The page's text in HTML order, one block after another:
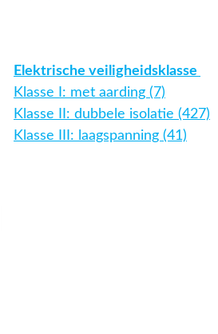
Elektrische veiligheidsklasse
Klasse I: met aarding (7)
Klasse II: dubbele isolatie (427)
Klasse III: laagspanning (41)